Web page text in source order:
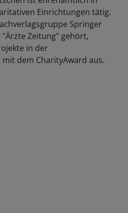
Einrichtungen tätig.
Springer
Zeitung" gehört,
in der
dem CharityAward aus.